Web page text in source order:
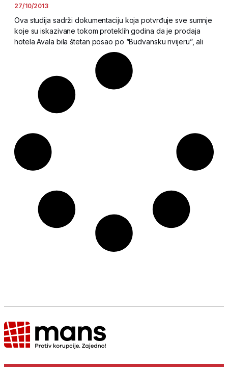
27/10/2013
Ova studija sadrži dokumentaciju koja potvrđuje sve sumnje
koje su iskazivane tokom proteklih godina da je prodaja
hotela Avala bila štetan posao po “Budvansku rivijeru”, ali